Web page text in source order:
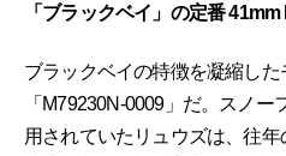
「ブラックベイ」の定番
ブラックベイの特徴を凝縮し
「M79230N-0009」だ。スノ
用されていたリュウズは、往